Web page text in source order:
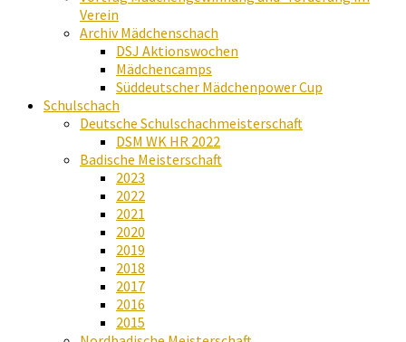
Verein
Archiv Mädchenschach
DSJ Aktionswochen
Mädchencamps
Süddeutscher Mädchenpower Cup
Schulschach
Deutsche Schulschachmeisterschaft
DSM WK HR 2022
Badische Meisterschaft
2023
2022
2021
2020
2019
2018
2017
2016
2015